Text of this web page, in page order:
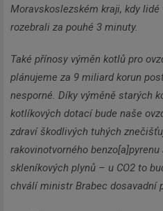
Moravskoslezském kraji, kdy
rozebrali za pouhé 3 minuty.
Také přínosy výměn kotlů pro
plánujeme za 9 miliard korun
nesporné. Díky výměně starých
kotlíkových dotací bude naše
zdraví škodlivých tuhých
rakovinotvorného
skleníkových plynů – u CO2 to
chválí ministr Brabec dosavadní